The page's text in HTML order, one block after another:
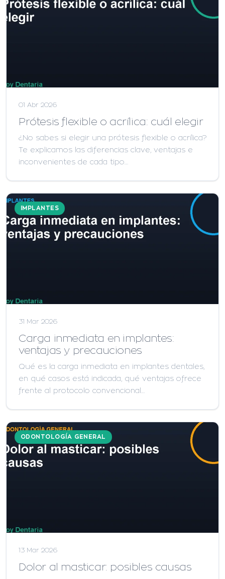
01 Abr 2026
Prótesis flexible o acrílica: cuál elegir
¿No sabes si elegir una prótesis flexible o acrílica?
Te explicamos las diferencias clave, ventajas e
inconvenientes de cada tipo…
IMPLANTES
31 Mar 2026
Carga inmediata en implantes:
ventajas y precauciones
Qué es la carga inmediata en implantes dentales,
en qué casos está indicada, qué ventajas ofrece
frente al protocolo convencional…
ODONTOLOGÍA GENERAL
13 Mar 2026
Dolor al masticar: posibles causas